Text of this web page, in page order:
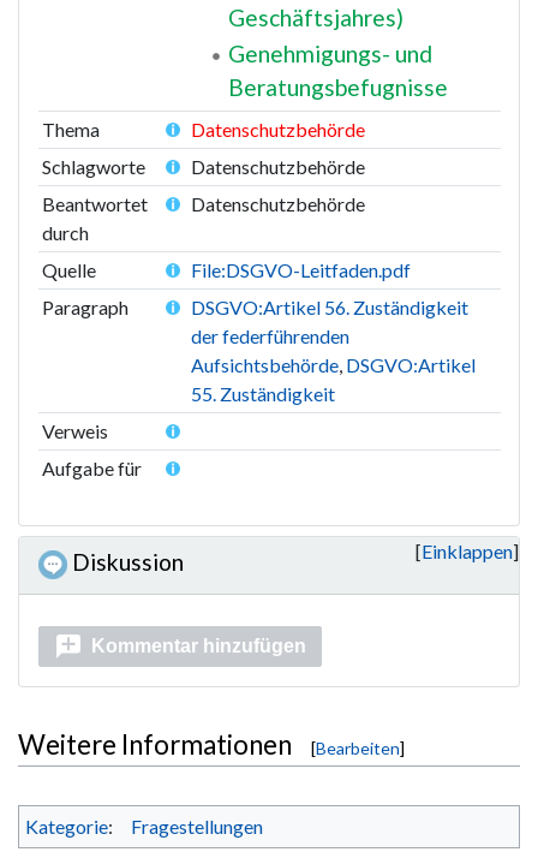
Geschäftsjahres)
Genehmigungs- und
Beratungsbefugnisse
Thema
Datenschutzbehörde
Schlagworte
Datenschutzbehörde
Beantwortet
durch
Datenschutzbehörde
Quelle
File:DSGVO-Leitfaden.pdf
Paragraph
DSGVO:Artikel 56. Zuständigkeit
der federführenden
Aufsichtsbehörde DSGVO:Artikel
55. Zuständigkeit
Verweis
Aufgabe für
Einklappen
Diskussion
Kommentar hinzufügen
Weitere Informationen [Bearbeiten]
Kategorie: Fragestellungen